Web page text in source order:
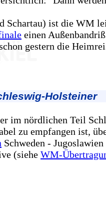
Schartau) ist die WM
einen
gestern die
Holsteiner
im nördlichen Teil
zu empfangen ist,
Schweden -
(siehe WM-